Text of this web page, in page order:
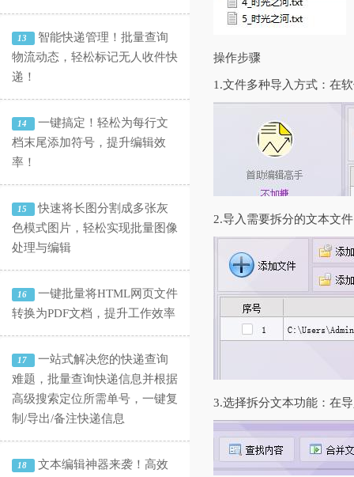
13
智能快递管理！批量查询
物流动态，轻松标记无人收件快
递！
14
一键搞定！轻松为每行文
档末尾添加符号，提升编辑效
率！
15
快速将长图分割成多张灰
色模式图片，轻松实现批量图像
处理与编辑
16
一键批量将HTML网页文件
转换为PDF文档，提升工作效率
17
一站式解决您的快递查询
难题，批量查询快递信息并根据
高级搜索定位所需单号，一键复
制/导出/备注快递信息
18
文本编辑神器来袭！高效
操作步骤
1.文件多种导入方式：在
2.导入需要拆分的文本文
3.选择拆分文本功能：在